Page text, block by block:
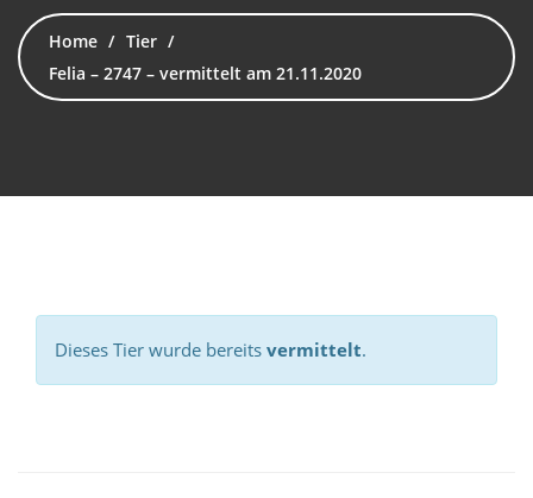
Home
Tier
Felia – 2747 – vermittelt am 21.11.2020
Dieses Tier wurde bereits vermittelt.